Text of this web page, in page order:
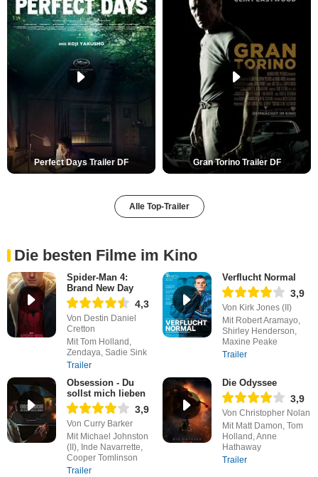
Perfect Days Trailer DF Gran Torino Trailer DF
Alle Top-Trailer
Die besten Filme im Kino
Spider-Man 4:
Brand New Day
4,3
Von Destin Daniel
Cretton
Mit Tom Holland,
Zendaya, Sadie Sink
Trailer
Verflucht Normal
3,9
Von Kirk Jones (II)
Mit Robert Aramayo,
Shirley Henderson,
Maxine Peake
Trailer
Obsession - Du
sollst mich lieben
3,9
Von Curry Barker
Mit Michael Johnston
(II), Inde Navarrette,
Cooper Tomlinson
Trailer
Die Odyssee
3,9
Von Christopher Nolan
Mit Matt Damon, Tom
Holland, Anne
Hathaway
Trailer